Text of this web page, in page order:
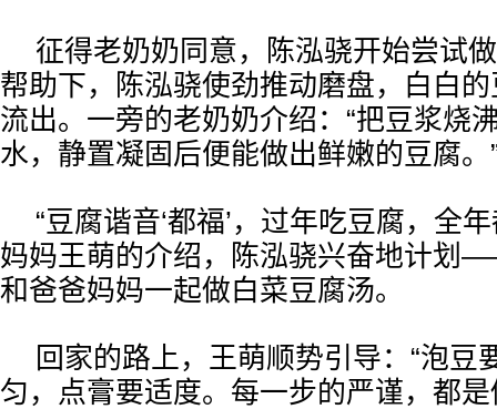
征得老奶奶同意，陈泓骁开始尝试
帮助下，陈泓骁使劲推动磨盘，白白
流出。一旁的老奶奶介绍：“把豆浆烧
水，静置凝固后便能做出鲜嫩的豆腐。
“豆腐谐音‘都福’，过年吃豆腐，全
妈妈王萌的介绍，陈泓骁兴奋地计划
和爸爸妈妈一起做白菜豆腐汤。
回家的路上，王萌顺势引导：“泡豆
匀，点膏要适度。每一步的严谨，都是